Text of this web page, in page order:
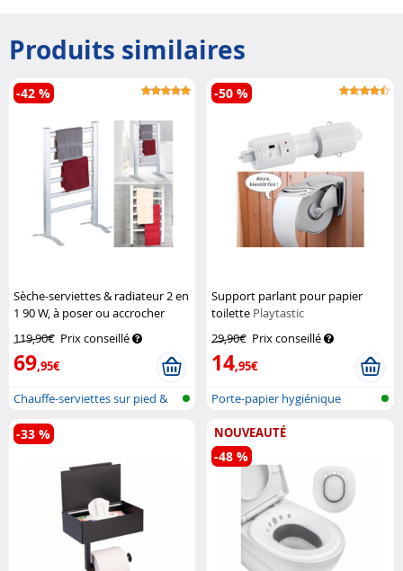
Produits similaires
Sèche-serviettes & radiateur 2 en
1 90 W, à poser ou accrocher
Sichler Haushaltsgeräte
119,90€ Prix conseillé
69,95€
-42 %
Chauffe-serviettes sur pied &
mural
Support parlant pour papier
toilette Playtastic
29,90€ Prix conseillé
14,95€
-50 %
Porte-papier hygiénique
-33 % NOUVEAUTÉ
-48 %